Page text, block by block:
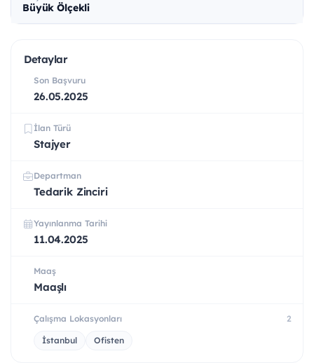
Büyük Ölçekli
Detaylar
Son Başvuru
26.05.2025
İlan Türü
Stajyer
Departman
Tedarik Zinciri
Yayınlanma Tarihi
11.04.2025
Maaş
Maaşlı
Çalışma Lokasyonları 2
İstanbul Ofisten